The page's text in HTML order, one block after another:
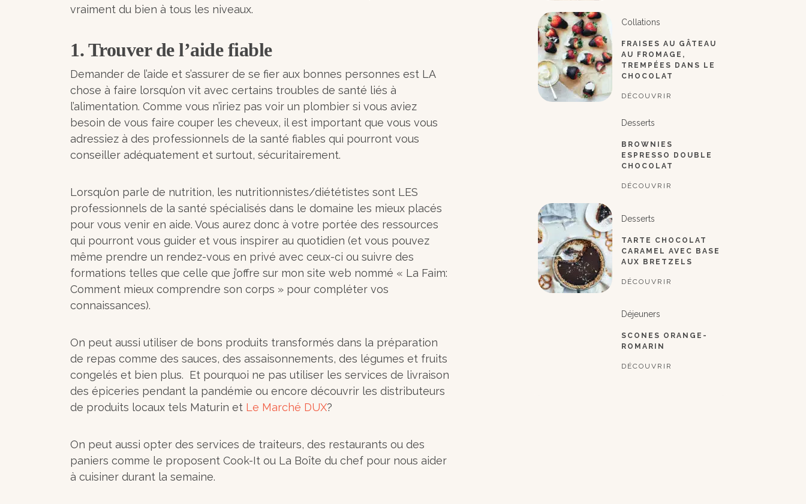
vraiment du bien à tous les niveaux.
1. Trouver de l’aide fiable
Demander de l’aide et s’assurer de se fier aux bonnes personnes est LA
chose à faire lorsqu’on vit avec certains troubles de santé liés à
l’alimentation. Comme vous n’iriez pas voir un plombier si vous aviez
besoin de vous faire couper les cheveux, il est important que vous vous
adressiez à des professionnels de la santé fiables qui pourront vous
conseiller adéquatement et surtout, sécuritairement.
Lorsqu’on parle de nutrition, les nutritionnistes/diététistes sont LES
professionnels de la santé spécialisés dans le domaine les mieux placés
pour vous venir en aide. Vous aurez donc à votre portée des ressources
qui pourront vous guider et vous inspirer au quotidien (et vous pouvez
même prendre un rendez-vous en privé avec ceux-ci ou suivre des
formations telles que celle que j’offre sur mon site web nommé « La Faim:
Comment mieux comprendre son corps » pour compléter vos
connaissances).
On peut aussi utiliser de bons produits transformés dans la préparation
de repas comme des sauces, des assaisonnements, des légumes et fruits
congelés et bien plus. Et pourquoi ne pas utiliser les services de livraison
des épiceries pendant la pandémie ou encore découvrir les distributeurs
de produits locaux tels Maturin et Le Marché DUX?
On peut aussi opter des services de traiteurs, des restaurants ou des
paniers comme le proposent Cook-It ou La Boîte du chef pour nous aider
à cuisiner durant la semaine.
Collations
FRAISES AU GÂTEAU
AU FROMAGE,
TREMPÉES DANS LE
CHOCOLAT
DÉCOUVRIR
Desserts
BROWNIES
ESPRESSO DOUBLE
CHOCOLAT
DÉCOUVRIR
Desserts
TARTE CHOCOLAT
CARAMEL AVEC BASE
AUX BRETZELS
DÉCOUVRIR
Déjeuners
SCONES ORANGE-
ROMARIN
DÉCOUVRIR